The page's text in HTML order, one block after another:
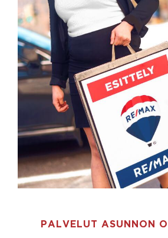
PALVELUT ASUNNON